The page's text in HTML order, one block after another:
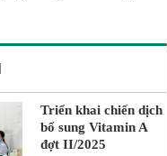
Triển khai chiến dịch
bổ sung Vitamin A
đợt II/2025